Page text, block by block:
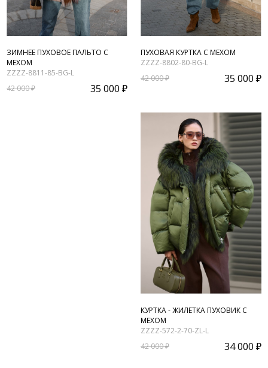
ЗИМНЕЕ ПУХОВОЕ ПАЛЬТО С
МЕХОМ
ZZZZ-8811-85-BG-L
42 000 ₽
35 000 ₽
ПУХОВАЯ КУРТКА С МЕХОМ
ZZZZ-8802-80-BG-L
42 000 ₽
35 000 ₽
КУРТКА - ЖИЛЕТКА ПУХОВИК С
МЕХОМ
ZZZZ-572-2-70-ZL-L
42 000 ₽
34 000 ₽